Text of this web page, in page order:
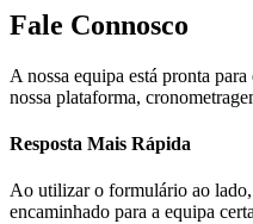
Fale Connosco
A nossa equipa está pronta
nossa plataforma,
Resposta Mais Rápida
Ao utilizar o formulário ao
encaminhado para a equipa